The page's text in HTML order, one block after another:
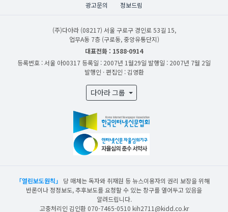
광고문의
정보드림
(주)다아라 (08217) 서울 구로구 경인로 53길 15,
업무A동 7층 (구로동, 중앙유통단지)
대표전화 : 1588-0914
등록번호 : 서울 아00317 등록일 : 2007년 1월29일 발행일 : 2007년 7월 2일
발행인 · 편집인 : 김영환
다아라 그룹
「열린보도원칙」
당 매체는 독자와 취재원 등 뉴스이용자의 권리 보장을 위해
반론이나 정정보도, 추후보도를 요청할 수 있는 창구를 열어두고 있음을
알려드립니다.
고충처리인 김인환 070-7465-0510 kih2711@kidd.co.kr